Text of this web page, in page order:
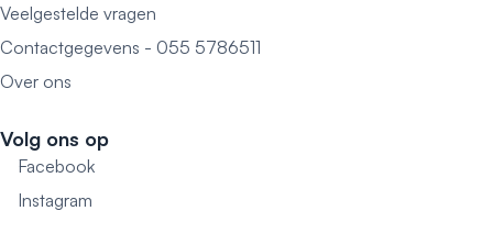
Veelgestelde vragen
Contactgegevens - 055 5786511
Over ons
Volg ons op
Facebook
Instagram